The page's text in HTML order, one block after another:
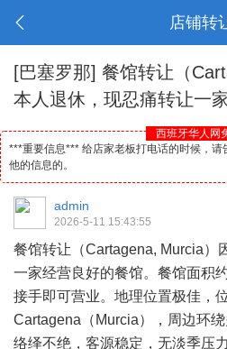
店铺转
[巴塞罗那] 餐馆转让（
本人退休，现忍痛转让一
西班牙华人网
***重要信息*** 给店家老板打电话的时候，请
他的信息的。
admin
2026-5-11 15:43:55
餐馆转让（Cartagena, Murcia）
一家经营良好的餐馆。餐馆面积
接手即可营业。地理位置极佳，
Cartagena（Murcia），周边环
络绎不绝，客源稳定，无淡季压